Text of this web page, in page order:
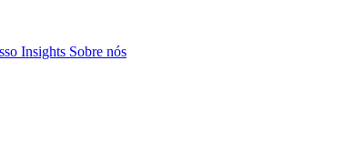
Insights Sobre nós